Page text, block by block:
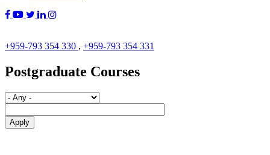
+959-793 354 330 , +959-793 354 331
Postgraduate Courses